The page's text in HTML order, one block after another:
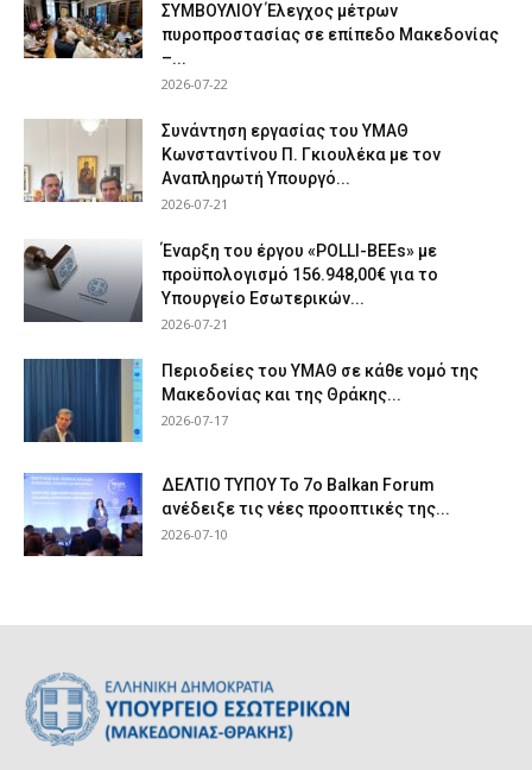
ΣΥΜΒΟΥΛΙΟΥ Έλεγχος μέτρων
πυροπροστασίας σε επίπεδο Μακεδονίας
–...
2026-07-22
Συνάντηση εργασίας του ΥΜΑΘ
Κωνσταντίνου Π. Γκιουλέκα με τον
Αναπληρωτή Υπουργό...
2026-07-21
Έναρξη του έργου «POLLI-BEEs» με
προϋπολογισμό 156.948,00€ για το
Υπουργείο Εσωτερικών...
2026-07-21
Περιοδείες του ΥΜΑΘ σε κάθε νομό της
Μακεδονίας και της Θράκης...
2026-07-17
ΔΕΛΤΙΟ ΤΥΠΟΥ Το 7ο Balkan Forum
ανέδειξε τις νέες προοπτικές της...
2026-07-10